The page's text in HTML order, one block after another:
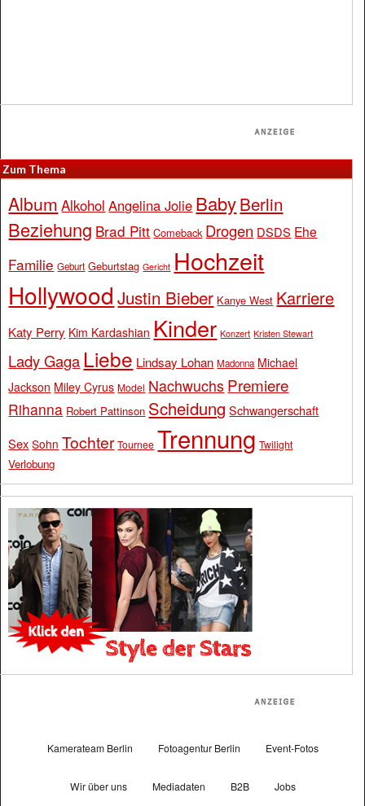
Zum Thema
Album Alkohol Angelina Jolie BabyBerlin
Beziehung Brad Pitt Comeback Drogen DSDS Ehe
Familie Geburt Geburtstag Gericht Hochzeit
Hollywood Justin Bieber Kanye West Karriere
Katy Perry Kim Kardashian Kinder Konzert Kristen Stewart
Lady Gaga Liebe Lindsay Lohan Madonna Michael
Jackson Miley Cyrus Model Nachwuchs Premiere
Rihanna Robert Pattinson Scheidung Schwangerschaft
Sex Sohn Tochter Tournee Trennung Twilight
Verlobung
Kamerateam Berlin Fotoagentur Berlin Event-Fotos
Wir über uns Mediadaten B2B Jobs